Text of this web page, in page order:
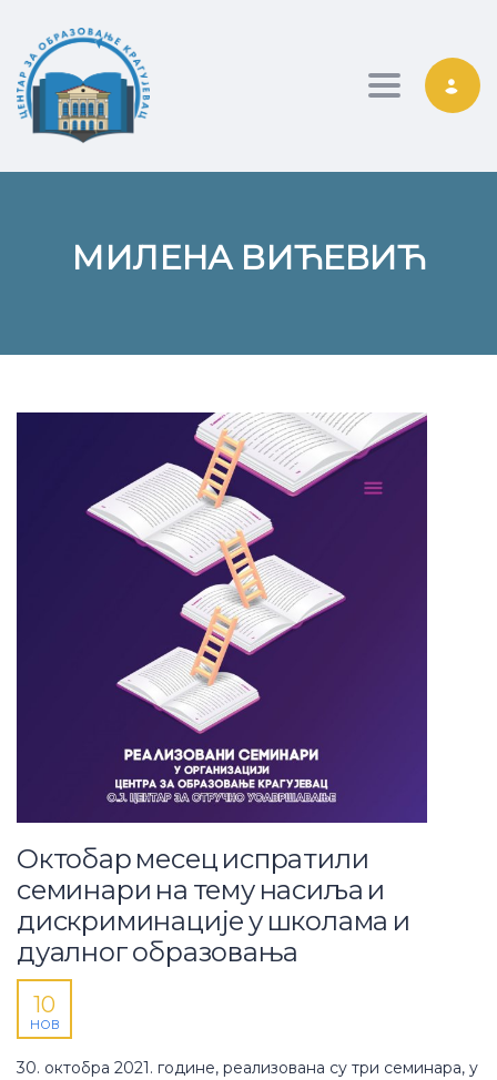
Toggle
МИЛЕНА ВИЋЕВИЋ
Октобар месец испратили
семинари на тему насиља и
дискриминације у школама и
дуалног образовања
10
НОВ
30. октобра 2021. године, реализована су три семинара, у